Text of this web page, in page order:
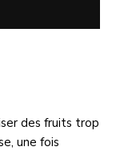
des fruits trop
une fois